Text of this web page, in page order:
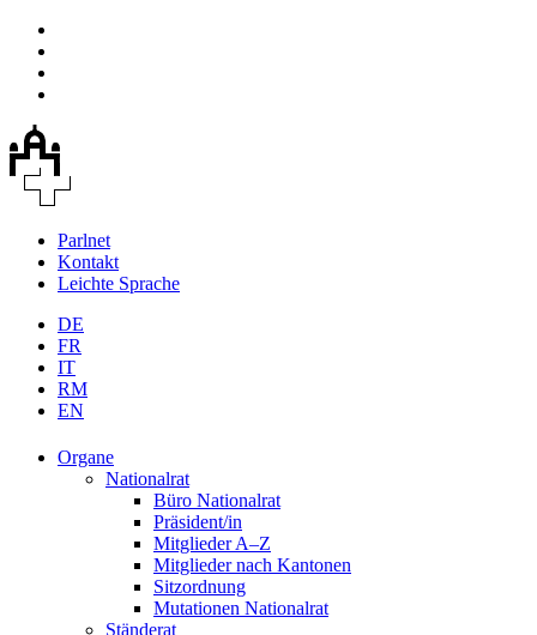
Parlnet
Kontakt
Leichte Sprache
DE
FR
IT
RM
EN
Organe
Nationalrat
Büro Nationalrat
Präsident/in
Mitglieder A–Z
Mitglieder nach Kantonen
Sitzordnung
Mutationen Nationalrat
Ständerat